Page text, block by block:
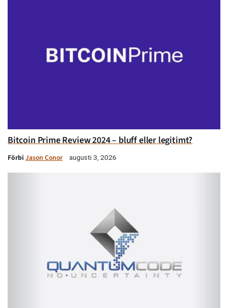
Bitcoin Prime Review 2024 – bluff eller legitimt?
Förbi Jason Conor augusti 3, 2026